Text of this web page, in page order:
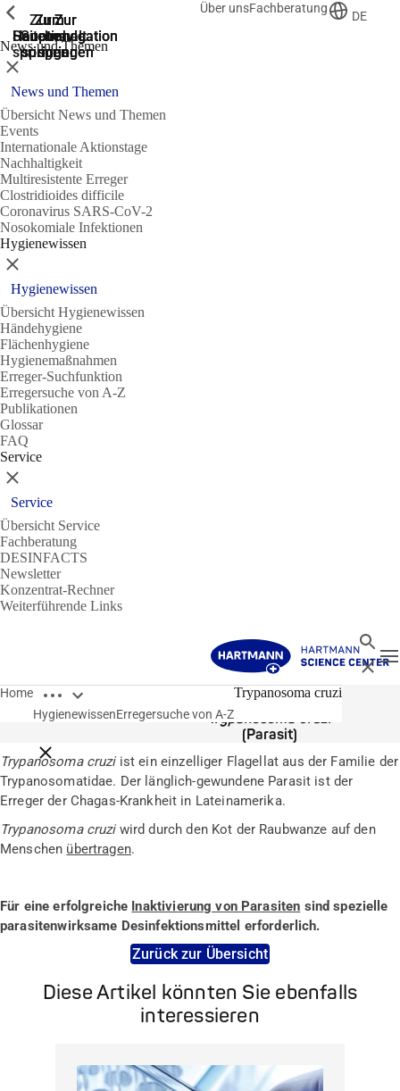
Zur
Suche
springen
Zur
Hauptnavigation
springen
Zur
Hauptnavigation
springen
Zum
Hauptinhalt
springen
Zum
Seitenende
springen
Über unsFachberatung
DE
News und Themen
Zeige vorherige
Schließen
News und Themen
Übersicht News und Themen
Events
Internationale Aktionstage
Nachhaltigkeit
Multiresistente Erreger
Clostridioides difficile
Coronavirus SARS-CoV-2
Nosokomiale Infektionen
Hygienewissen
Zeige vorherige
Schließen
Hygienewissen
Übersicht Hygienewissen
Händehygiene
Flächenhygiene
Hygienemaßnahmen
Erreger-Suchfunktion
Erregersuche von A-Z
Publikationen
Glossar
FAQ
Service
Zeige vorherige
Schließen
Service
Übersicht Service
Fachberatung
DESINFACTS
Newsletter
Konzentrat-Rechner
Weiterführende Links
Suche
Home Breadcrumbs öffnen
Breadcrumbs schließen
HygienewissenErregersuche von A-Z
Trypanosoma cruzi
Erreger
Trypanosoma cruzi
(Parasit)
Trypanosoma cruziist ein einzelliger Flagellat aus der Familie der
Trypanosomatidae. Der länglich-gewundene Parasit ist der
Erreger der Chagas-Krankheit in Lateinamerika.
Trypanosoma cruziwird durch den Kot der Raubwanze auf den
Menschen übertragen.
Für eine erfolgreiche Inaktivierung von Parasiten sind spezielle
parasitenwirksame Desinfektionsmittel erforderlich.
Zurück zur Übersicht
Diese Artikel könnten Sie ebenfalls
interessieren